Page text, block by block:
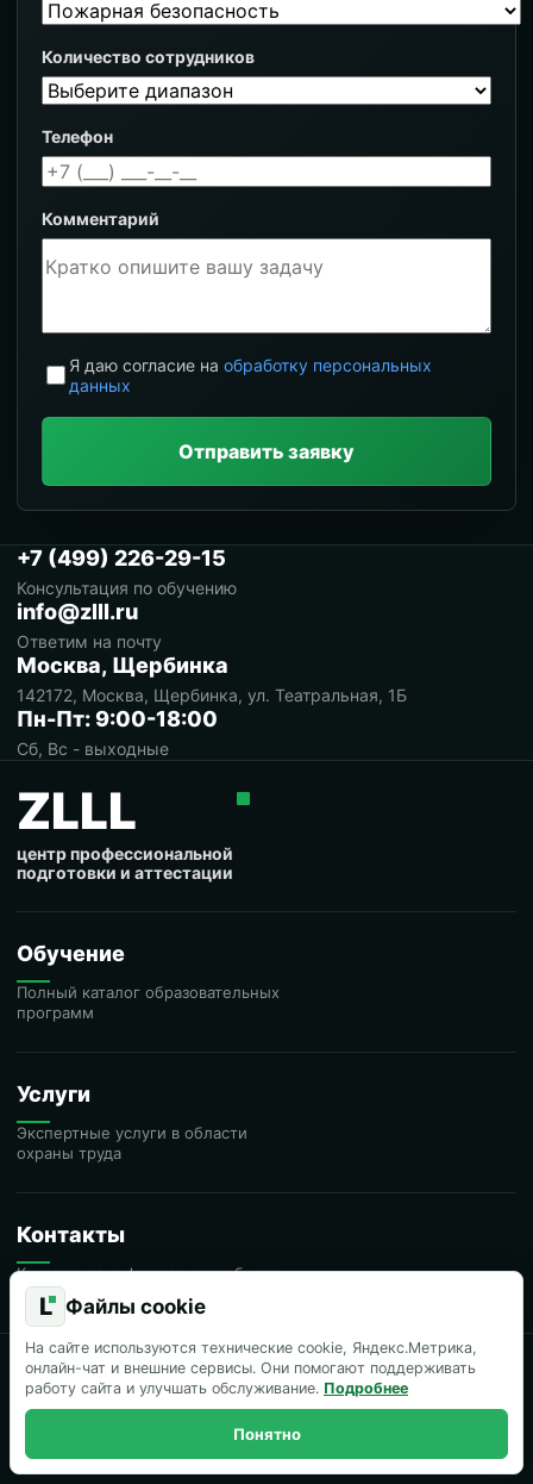
Количество сотрудников
Телефон
Комментарий
Я даю согласие на обработку персональных
данных
Отправить заявку
+7 (499) 226-29-15
Консультация по обучению
info@zlll.ru
Ответим на почту
Москва, Щербинка
142172, Москва, Щербинка, ул. Театральная, 1Б
Пн-Пт: 9:00-18:00
Сб, Вс - выходные
ZLLL
центр профессиональной
подготовки и аттестации
Обучение
Полный каталог образовательных
программ
Услуги
Экспертные услуги в области
охраны труда
Контакты
Контактная информация учебного
центра
Лицензия
на образовательную деятельность
Минтруда
L Файлы cookie
На сайте используются технические cookie, Яндекс.Метрика,
онлайн-чат и внешние сервисы. Они помогают поддерживать
работу сайта и улучшать обслуживание. Подробнее
Понятно